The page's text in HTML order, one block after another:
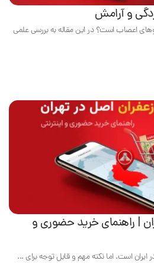
و آرامش
اعصاب است؟ در این مقاله به بررسی علمی
| راهنمای خرید حضوری و
ایران است. اما نکته مهم و قابل توجه برای ...